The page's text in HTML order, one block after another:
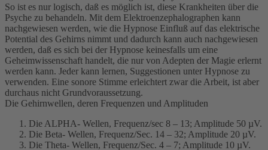
So ist es nur logisch, daß es möglich ist, diese Krankheiten über die
Psyche zu behandeln. Mit dem Elektroenzephalographen kann
nachgewiesen werden, wie die Hypnose Einfluß auf das elektrische
Potential des Gehirns nimmt und dadurch kann auch nachgewiesen
werden, daß es sich bei der Hypnose keinesfalls um eine
Geheimwissenschaft handelt, die nur von Adepten der Magie erlernt
werden kann. Jeder kann lernen, Suggestionen unter Hypnose zu
verwenden. Eine sonore Stimme erleichtert zwar die Arbeit, ist aber
durchaus nicht Grundvoraussetzung.
Die Gehirnwellen, deren Frequenzen und Amplituden
Die ALPHA- Wellen, Frequenz/sec 8 – 13; Amplitude 50 µV.
Die Beta- Wellen, Frequenz/Sec. 14 – 32; Amplitude 20 µV.
Die Theta- Wellen, Frequenz/Sec. 4 – 7; Amplitude 10 µV.